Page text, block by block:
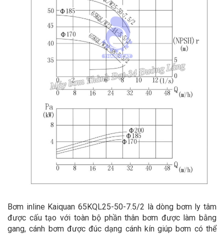
Bơm inline Kaiquan 65KQL25-50-7.5/2 là dòng bơm ly tâm
được cấu tạo với toàn bộ phần thân bơm được làm bằng
gang, cánh bơm được đúc dạng cánh kín giúp bơm có thể